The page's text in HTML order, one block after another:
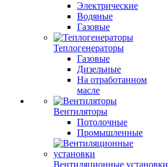
Электрические
Водяные
Газовые
Теплогенераторы
Газовые
Дизельные
На отработанном
масле
Вентиляторы
Потолочные
Промышленные
Вентиляционные установки